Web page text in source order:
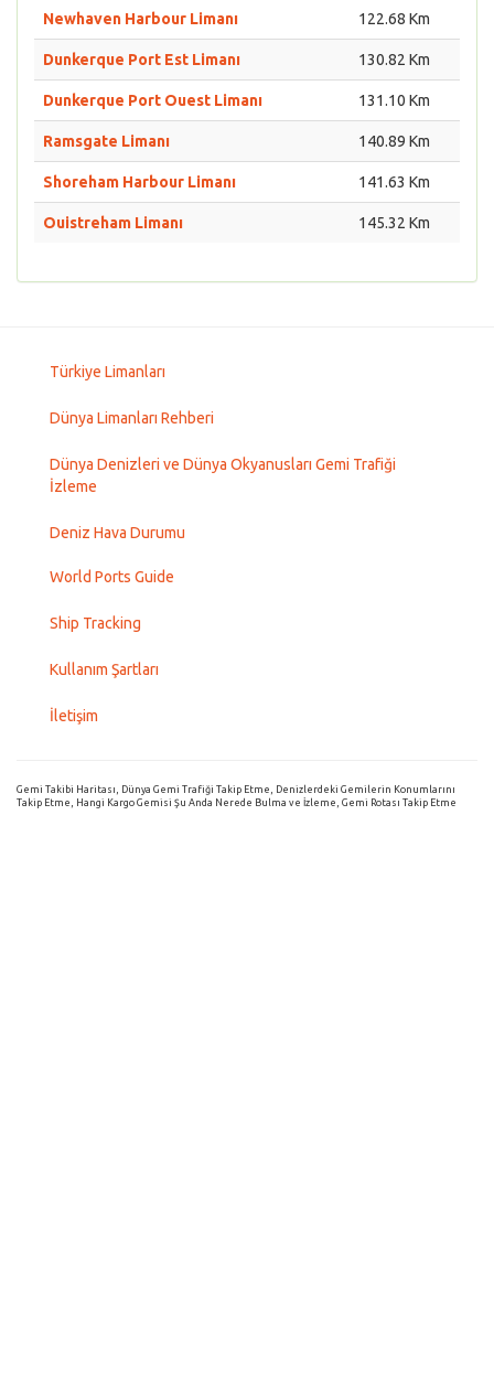
Newhaven Harbour Limanı 122.68 Km
Dunkerque Port Est Limanı 130.82 Km
Dunkerque Port Ouest Limanı 131.10 Km
Ramsgate Limanı 140.89 Km
Shoreham Harbour Limanı 141.63 Km
Ouistreham Limanı 145.32 Km
Türkiye Limanları
Dünya Limanları Rehberi
Dünya Denizleri ve Dünya Okyanusları Gemi Trafiği
İzleme
Deniz Hava Durumu
World Ports Guide
Ship Tracking
Kullanım Şartları
İletişim
Gemi Takibi Haritası, Dünya Gemi Trafiği Takip Etme, Denizlerdeki Gemilerin Konumlarını
Takip Etme, Hangi Kargo Gemisi Şu Anda Nerede Bulma ve İzleme, Gemi Rotası Takip Etme